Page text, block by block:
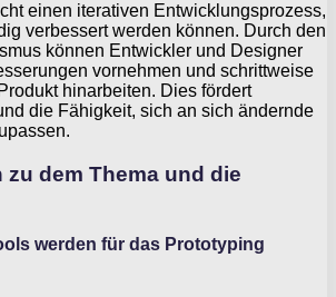
einen iterativen Entwicklungsprozess,
verbessert werden können. Durch den
können Entwickler und Designer
vornehmen und schrittweise
hinarbeiten. Dies fördert
die Fähigkeit, sich an sich ändernde
zu dem Thema und die
werden für das Prototyping